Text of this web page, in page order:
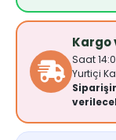
Kargo
Saat
Yurtiçi